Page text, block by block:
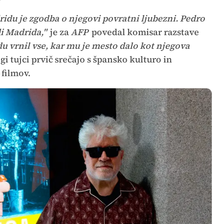
je zgodba o njegovi povratni ljubezni. Pedro
Madrida,"je zaAFP povedal komisar razstave
vrnil vse, kar mu je mesto dalo kot njegova
tujci prvič srečajo s špansko kulturo in